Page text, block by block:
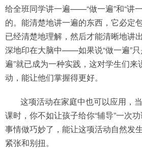
给全班同学讲一遍——“做一遍”和“讲
的。能清楚地讲一遍的东西，它必定
已经清楚地理解，然后才能清晰地讲
深地印在大脑中——如果说“做一遍”只
遍”就已成为一种实践，这对学生们
动，能让他们掌握得更好。
这项活动在家庭中也可以应用，
课时，你不如让孩子给你“辅导”一次
事情做巧妙了，能让这项活动自然发
紧张和别扭。